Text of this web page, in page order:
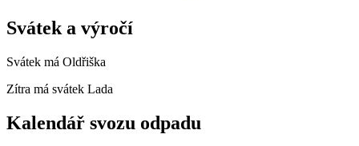
Svátek a výročí
Svátek má Oldřiška
Zítra má svátek Lada
Kalendář svozu odpadu